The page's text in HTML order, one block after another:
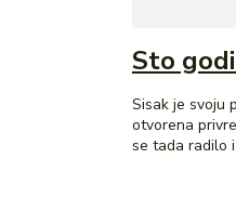
Sto
Sisak je svoju
otvorena
se tada radilo